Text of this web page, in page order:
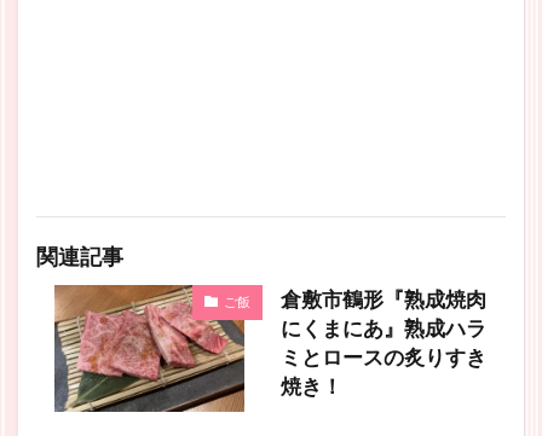
関連記事
ご飯
倉敷市鶴形『熟成焼肉
にくまにあ』熟成ハラ
ミとロースの炙りすき
焼き！